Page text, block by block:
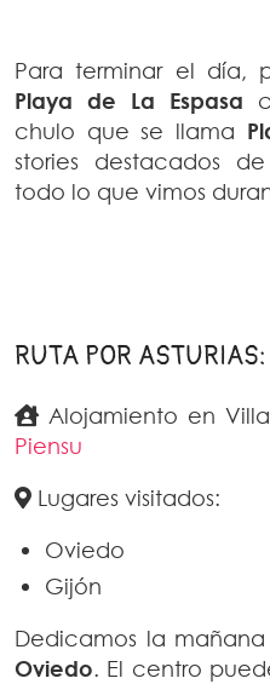
Para terminar el día,
Playa de La Espasa
chulo que se llama
stories destacados de
todo lo que vimos
RUTA POR
Alojamiento en
Piensu
Lugares visitados:
Oviedo
Gijón
Dedicamos la
Oviedo. El centro